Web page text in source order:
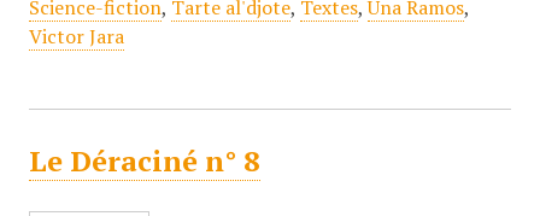
Science-fiction, Tarte al'djote, Textes,Una Ramos,
Victor Jara
Le Déraciné n° 8